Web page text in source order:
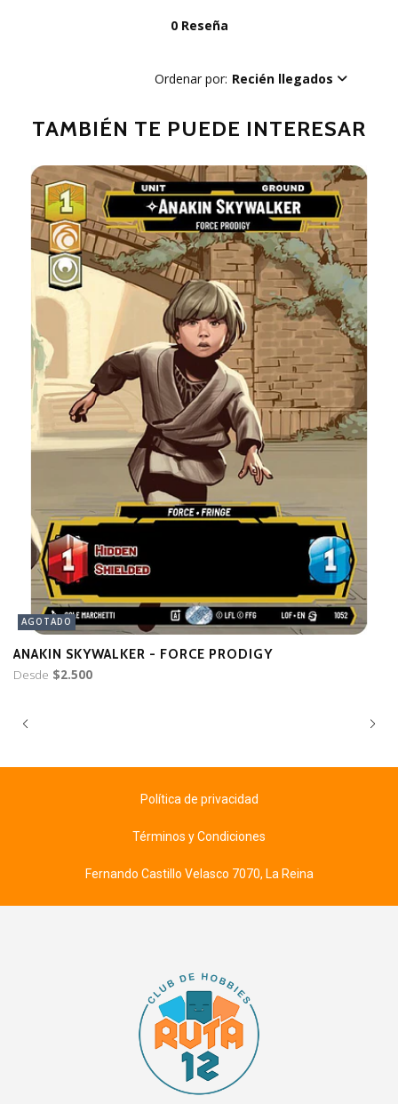
0 Reseña
Ordenar por: Recién llegados
TAMBIÉN TE PUEDE INTERESAR
AGOTADO
ANAKIN SKYWALKER - FORCE PRODIGY
Desde $2.500
Política de privacidad
Términos y Condiciones
Fernando Castillo Velasco 7070, La Reina